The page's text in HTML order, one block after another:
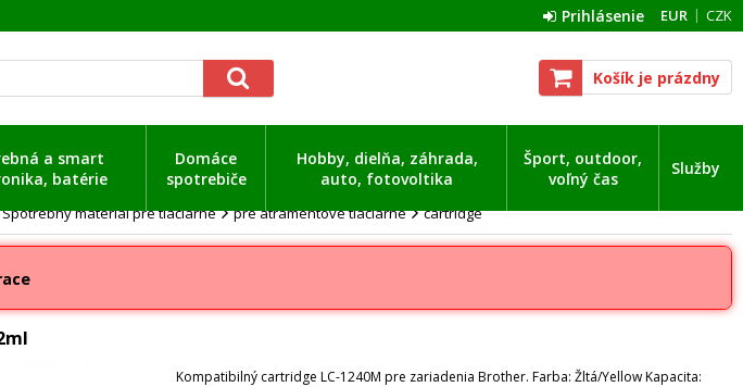
EUR CZK
Prihlásenie
Košík je prázdny
a smart
batérie
Domáce
spotrebiče
Hobby, dielňa, záhrada,
auto, fotovoltika
Šport, outdoor,
voľný čas
Služby
Spotrebný materiál pre tlačiarne pre atramentové tlačiarne cartridge
Kompatibilný cartridge LC-1240M pre zariadenia Brother. Farba: Žltá/Yellow Kapacita: